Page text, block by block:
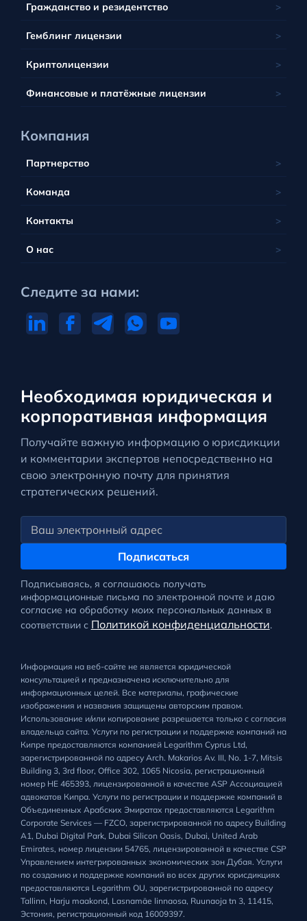
Необходимая юридическая и
корпоративная информация
Получайте важную информацию о юрисдикции
и комментарии экспертов непосредственно на
свою электронную почту для принятия
стратегических решений.
Подписаться
Подписываясь, я соглашаюсь получать
информационные письма по электронной почте и даю
согласие на обработку моих персональных данных в
соответствии с Политикой конфиденциальности.
Гражданство и резидентство
Гемблинг лицензии
Криптолицензии
Финансовые и платёжные лицензии
Барбадос
Белиз
Люксембург
Мальта
Польша
Тувалу
Вануату
Компания
Партнерство
Команда
Контакты
О нас
Следите за нами:
Информация на веб-сайте не является юридической
консультацией и предназначена исключительно для
информационных целей. Все материалы, графические
изображения и названия защищены авторским правом.
Использование и/или копирование разрешается только с согласия
владельца сайта. Услуги по регистрации и поддержке компаний на
Кипре предоставляются компанией Legarithm Cyprus Ltd,
зарегистрированной по адресу Arch. Makarios Av. III, No. 1-7, Mitsis
Building 3, 3rd floor, Office 302, 1065 Nicosia, регистрационный
номер HE 465393, лицензированной в качестве ASP Ассоциацией
адвокатов Кипра. Услуги по регистрации и поддержке компаний в
Объединенных Арабских Эмиратах предоставляются Legarithm
Corporate Services — FZCO, зарегистрированной по адресу Building
A1, Dubai Digital Park, Dubai Silicon Oasis, Dubai, United Arab
Emirates, номер лицензии 54765, лицензированной в качестве CSP
Управлением интегрированных экономических зон Дубая. Услуги
по созданию и поддержке компаний во всех других юрисдикциях
предоставляются Legarithm OU, зарегистрированной по адресу
Tallinn, Harju maakond, Lasnamäe linnaosa, Ruunaoja tn 3, 11415,
Эстония, регистрационный код 16009397.